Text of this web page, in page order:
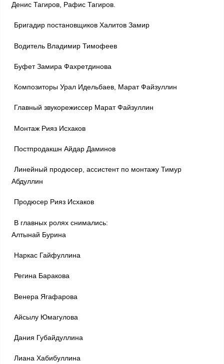
Денис Тагиров, Рафис Тагиров.
Бригадир постановщиков Халитов Замир
Водитель Владимир Тимофеев
Буфет Замира Фахретдинова
Композиторы Урал Идельбаев, Марат Файзуллин
Главный звукорежиссер Марат Файзуллин
Монтаж Рияз Исхаков
Постпродакшн Айдар Даминов
Линейный продюсер, ассистент по монтажу Тимур
Абдуллин
Продюсер Рияз Исхаков
В главных ролях снимались:
Алтынай Бурина
Наркас Гайфуллина
Регина Баракова
Венера Ягафарова
Айсылу Юмагулова
Дания Губайдуллина
Лиана Хабибуллина